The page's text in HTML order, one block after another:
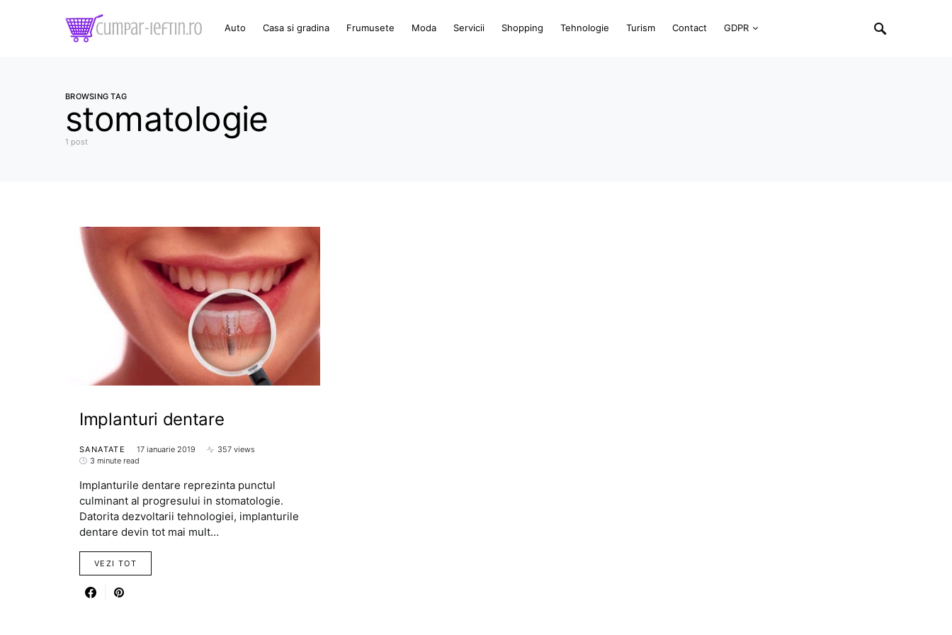
Auto Casa si gradina Frumusete Moda Servicii Shopping Tehnologie Turism Contact GDPR
BROWSING TAG
stomatologie
1 post
Implanturi dentare
SANATATE 17 ianuarie 2019
357 views
3 minute read
Implanturile dentare reprezinta punctul
culminant al progresului in stomatologie.
Datorita dezvoltarii tehnologiei, implanturile
dentare devin tot mai mult…
VEZI TOT